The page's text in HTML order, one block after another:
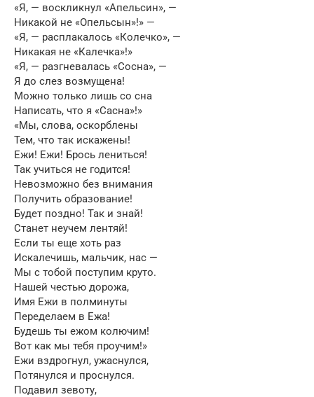
«Я, — воскликнул «Апельсин», —
Никакой не «Опельсын»!» —
«Я, — расплакалось «Колечко», —
Никакая не «Калечка»!»
«Я, — разгневалась «Сосна», —
Я до слез возмущена!
Можно только лишь со сна
Написать, что я «Сасна»!»
«Мы, слова, оскорблены
Тем, что так искажены!
Ежи! Ежи! Брось лениться!
Так учиться не годится!
Невозможно без внимания
Получить образование!
Будет поздно! Так и знай!
Станет неучем лентяй!
Если ты еще хоть раз
Искалечишь, мальчик, нас —
Мы с тобой поступим круто.
Нашей честью дорожа,
Имя Ежи в полминуты
Переделаем в Ежа!
Будешь ты ежом колючим!
Вот как мы тебя проучим!»
Ежи вздрогнул, ужаснулся,
Потянулся и проснулся.
Подавил зевоту,